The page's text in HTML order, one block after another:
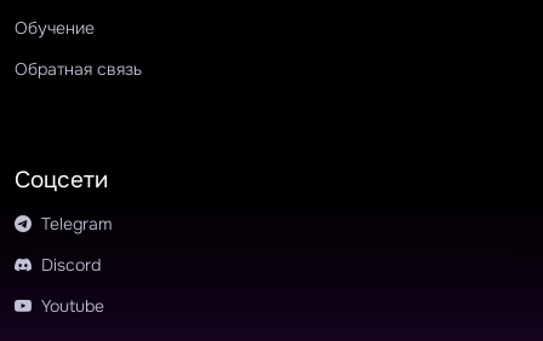
Обучение
Обратная связь
Соцсети
Telegram
Discord
Youtube